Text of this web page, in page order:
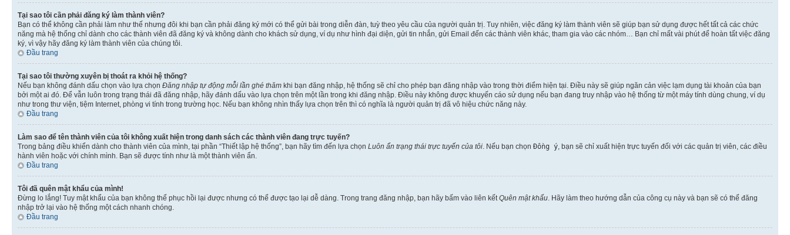
Tại sao tôi cần phải đăng ký làm thành viên?
Bạn có thể không cần phải làm như thế nhưng đôi khi bạn cần phải đăng ký mới có thể gửi bài trong diễn đàn, tuỳ theo yêu cầu của người quản trị. Tuy nhiên, việc đăng ký làm thành viên sẽ giúp bạn sử dụng được hết tất cả các chức
năng mà hệ thống chỉ dành cho các thành viên đã đăng ký và không dành cho khách sử dụng, ví dụ như hình đại diện, gửi tin nhắn, gửi Email đến các thành viên khác, tham gia vào các nhóm… Bạn chỉ mất vài phút để hoàn tất việc đăng
ký, vì vậy hãy đăng ký làm thành viên của chúng tôi.
Đầu trang
Tại sao tôi thường xuyên bị thoát ra khỏi hệ thống?
Nếu bạn không đánh dấu chọn vào lựa chọn Đăng nhập tự động mỗi lần ghé thăm khi bạn đăng nhập, hệ thống sẽ chỉ cho phép bạn đăng nhập vào trong thời điểm hiện tại. Điều này sẽ giúp ngăn cản việc lạm dụng tài khoản của bạn
bởi một ai đó. Để vẫn luôn trong trạng thái đã đăng nhập, hãy đánh dấu vào lựa chọn trên một lần trong khi đăng nhập. Điều này không được khuyến cáo sử dụng nếu bạn đang truy nhập vào hệ thống từ một máy tính dùng chung, ví dụ
như trong thư viện, tiệm Internet, phòng vi tính trong trường học. Nếu bạn không nhìn thấy lựa chọn trên thì có nghĩa là người quản trị đã vô hiệu chức năng này.
Đầu trang
Làm sao để tên thành viên của tôi không xuất hiện trong danh sách các thành viên đang trực tuyến?
Trong bảng điều khiển dành cho thành viên của mình, tại phần “Thiết lập hệ thống”, bạn hãy tìm đến lựa chọn Luôn ẩn trạng thái trực tuyến của tôi . Nếu bạn chọn Đồng ý , bạn sẽ chỉ xuất hiện trực tuyến đối với các quản trị viên, các điều
hành viên hoặc với chính mình. Bạn sẽ được tính như là một thành viên ẩn.
Đầu trang
Tôi đã quên mật khẩu của mình!
Đừng lo lắng! Tuy mật khẩu của bạn không thể phục hồi lại được nhưng có thể được tạo lại dễ dàng. Trong trang đăng nhập, bạn hãy bấm vào liên kết Quên mật khẩu . Hãy làm theo hướng dẫn của công cụ này và bạn sẽ có thể đăng
nhập trở lại vào hệ thống một cách nhanh chóng.
Đầu trang